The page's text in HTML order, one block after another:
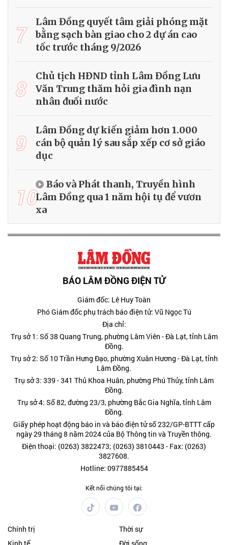
7
Lâm Đồng quyết tâm giải phóng mặt
bằng sạch bàn giao cho 2 dự án cao
tốc trước tháng 9/2026
8
Chủ tịch HĐND tỉnh Lâm Đồng Lưu
Văn Trung thăm hỏi gia đình nạn
nhân đuối nước
9
Lâm Đồng dự kiến giảm hơn 1.000
cán bộ quản lý sau sắp xếp cơ sở giáo
dục
10
Báo và Phát thanh, Truyền hình
Lâm Đồng qua 1 năm hội tụ để vươn
xa
BÁO LÂM ĐỒNG ĐIỆN TỬ
Giám đốc: Lê Huy Toàn
Phó Giám đốc phụ trách báo điện tử: Vũ Ngọc Tú
Địa chỉ:
Trụ sở 1: Số 38 Quang Trung, phường Lâm Viên - Đà Lạt, tỉnh Lâm
Đồng.
Trụ sở 2: Số 10 Trần Hưng Đạo, phường Xuân Hương - Đà Lạt, tỉnh
Lâm Đồng.
Trụ sở 3: 339 - 341 Thủ Khoa Huân, phường Phú Thủy, tỉnh Lâm
Đồng.
Trụ sở 4: Số 82, đường 23/3, phường Bắc Gia Nghĩa, tỉnh Lâm
Đồng.
Giấy phép hoạt động báo in và báo điện tử số 232/GP-BTTT cấp
ngày 29 tháng 8 năm 2024 của Bộ Thông tin và Truyền thông.
Điện thoại: (0263) 3822473; (0263) 3810443 - Fax: (0263)
3827608.
Hotline: 0977885454
Kết nối chúng tôi tại:
Chính trị
Thời sự